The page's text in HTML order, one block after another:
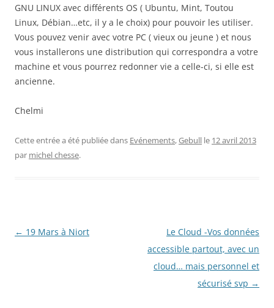
GNU LINUX avec différents OS ( Ubuntu, Mint, Toutou
Linux, Débian…etc, il y a le choix) pour pouvoir les utiliser.
Vous pouvez venir avec votre PC ( vieux ou jeune ) et nous
vous installerons une distribution qui correspondra a votre
machine et vous pourrez redonner vie a celle-ci, si elle est
ancienne.
Chelmi
Cette entrée a été publiée dans Evénements,Gebull le 12 avril 2013
par michel chesse.
Navigation
← 19 Mars à Niort
Le Cloud -Vos données
accessible partout, avec un
cloud… mais personnel et
sécurisé svp →